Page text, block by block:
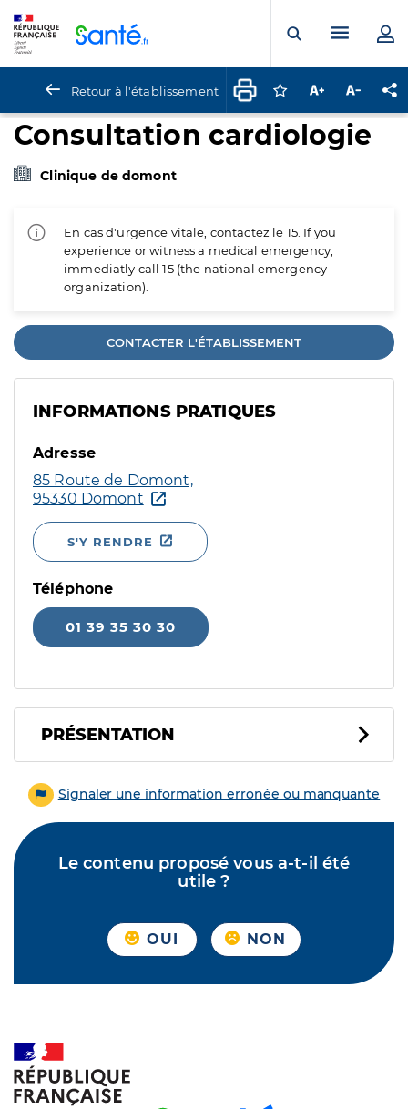
Ouvrir laMenu
Retour à l'établissement Connectez-vous
Augmenter la
Consultation cardiologie
Clinique de domont
En cas d'urgence vitale, contactez le 15. If you
experience or witness a medical emergency,
immediatly call 15 (the national emergency
organization).
CONTACTER L'ÉTABLISSEMENT
INFORMATIONS PRATIQUES
Adresse
85 Route de Domont,
95330 Domont
S'Y RENDRE
Téléphone
01 39 35 30 30
PRÉSENTATION
Signaler une information erronée ou manquante
Le contenu proposé vous a-t-il été
utile ?
OUI NON